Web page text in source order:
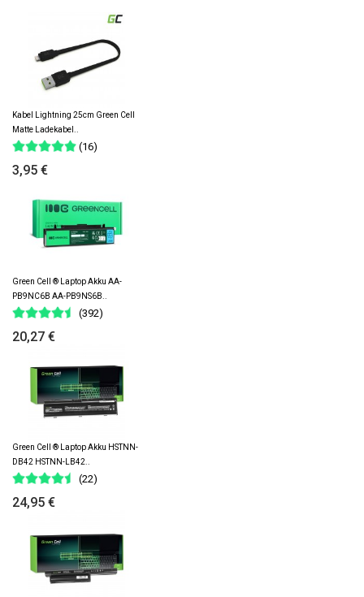
Kabel Lightning 25cm Green Cell
Matte Ladekabel..
(16)
3,95 €
Green Cell ® Laptop Akku AA-
PB9NC6B AA-PB9NS6B..
(392)
20,27 €
Green Cell ® Laptop Akku HSTNN-
DB42 HSTNN-LB42..
(22)
24,95 €